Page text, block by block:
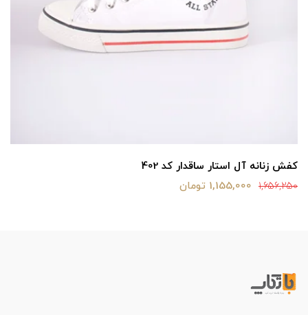
کفش زنانه آل استار ساقدار کد 402
1,656,250 1,155,000 تومان